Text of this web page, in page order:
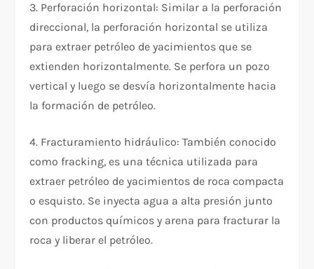
3. Perforación horizontal: Similar a la perforación
direccional, la perforación horizontal se utiliza
para extraer petróleo de yacimientos que se
extienden horizontalmente. Se perfora un pozo
vertical y luego se desvía horizontalmente hacia
la formación de petróleo.
4. Fracturamiento hidráulico: También conocido
como fracking, es una técnica utilizada para
extraer petróleo de yacimientos de roca compacta
o esquisto. Se inyecta agua a alta presión junto
con productos químicos y arena para fracturar la
roca y liberar el petróleo.